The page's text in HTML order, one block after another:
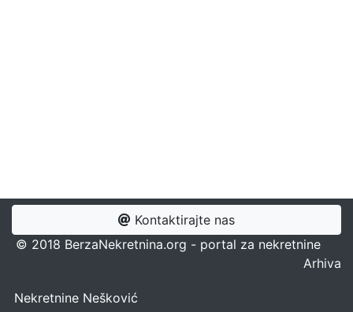
Kontaktirajte nas
© 2018 BerzaNekretnina.org - portal za nekretnine
Arhiva
Nekretnine Nešković